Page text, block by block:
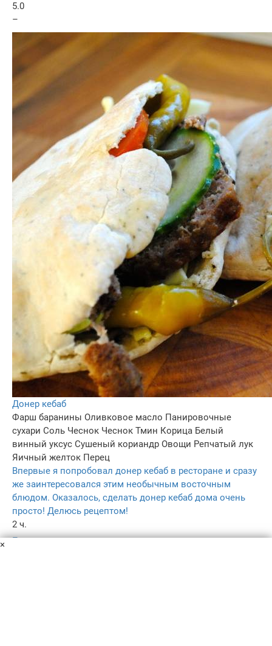
5.0
–
Донер кебаб
Фарш баранины Оливковое масло Панировочные
сухари Соль Чеснок Чеснок Тмин Корица Белый
винный уксус Сушеный кориандр Овощи Репчатый лук
Яичный желток Перец
Впервые я попробовал донер кебаб в ресторане и сразу
же заинтересовался этим необычным восточным
блюдом. Оказалось, сделать донер кебаб дома очень
просто! Делюсь рецептом!
2 ч.
–
×